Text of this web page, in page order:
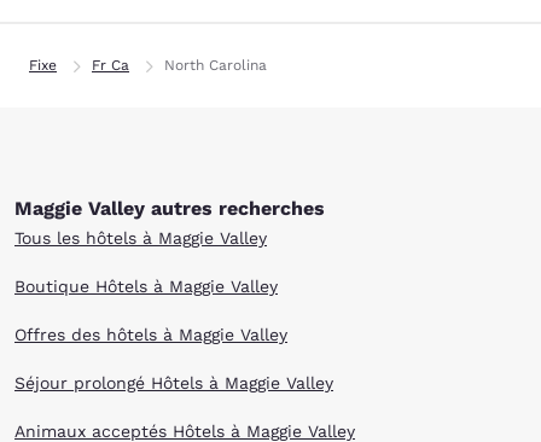
Fixe Fr Ca North Carolina
Maggie Valley autres recherches
Tous les hôtels à Maggie Valley
Boutique Hôtels à Maggie Valley
Offres des hôtels à Maggie Valley
Séjour prolongé Hôtels à Maggie Valley
Animaux acceptés Hôtels à Maggie Valley